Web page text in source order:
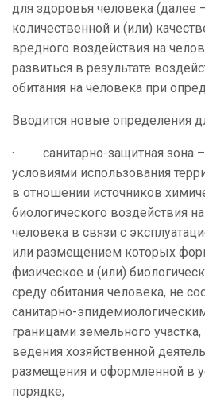
для здоровья человека (далее
количественной и (или)
вредного воздействия на
развиться в результате
обитания на человека при
Вводится новые определения
· санитарно-защитная зона
условиями использования
в отношении источников
биологического воздействия
человека в связи с
или размещением которых
физическое и (или)
среду обитания человека, не
санитарно-
границами земельного
ведения хозяйственной
размещения и оформленной в
порядке;